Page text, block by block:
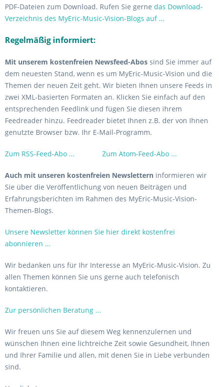
PDF-Dateien zum Download. Rufen Sie gerne das Download-
Verzeichnis des MyEric-Music-Vision-Blogs auf ...
Regelmäßig informiert:
Mit unserem kostenfreien Newsfeed-Abos sind Sie immer auf
dem neuesten Stand, wenn es um MyEric-Music-Vision und die
Themen der neuen Zeit geht. Wir bieten Ihnen unsere Feeds in
zwei XML-basierten Formaten an. Klicken Sie einfach auf den
entsprechenden Feedlink und fügen Sie diesen ihrem
Feedreader hinzu. Feedreader bietet Ihnen z.B. der von Ihnen
genutzte Browser bzw. Ihr E-Mail-Programm.
Zum RSS-Feed-Abo ... Zum Atom-Feed-Abo ...
Auch mit unseren kostenfreien Newslettern informieren wir
Sie über die Veröffentlichung von neuen Beiträgen und
Erfahrungsberichten im Rahmen des MyEric-Music-Vision-
Themen-Blogs.
Unsere Newsletter können Sie hier direkt kostenfrei
abonnieren ...
Wir bedanken uns für Ihr Interesse an MyEric-Music-Vision. Zu
allen Themen können Sie uns gerne auch telefonisch
kontaktieren.
Zur persönlichen Beratung ...
Wir freuen uns Sie auf diesem Weg kennenzulernen und
wünschen Ihnen eine lichtreiche Zeit sowie Gesundheit, Ihnen
und Ihrer Familie und allen, mit denen Sie in Liebe verbunden
sind.